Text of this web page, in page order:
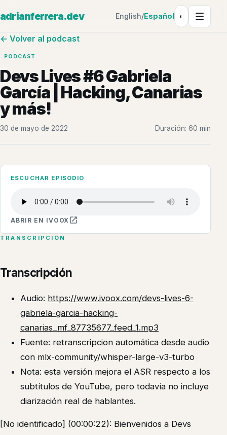
adrianferrera.dev English/Español ◐Tema: Claro
← Volver al podcast
PODCAST
Devs Lives #6 Gabriela
García | Hacking, Canarias
y más!
30 de mayo de 2022 Duración: 60 min
ESCUCHAR EPISODIO
ABRIR EN IVOOX
TRANSCRIPCIÓN
Transcripción
Audio: https://www.ivoox.com/devs-lives-6-
gabriela-garcia-hacking-
canarias_mf_87735677_feed_1.mp3
Fuente: retranscripcion automática desde audio
con mlx-community/whisper-large-v3-turbo
Nota: esta versión mejora el ASR respecto a los
subtítulos de YouTube, pero todavía no incluye
diarización real de hablantes.
[No identificado] (00:00:22): Bienvenidos a Devs